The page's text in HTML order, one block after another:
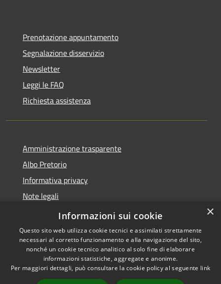
Prenotazione appuntamento
Segnalazione disservizio
Newsletter
Leggi le FAQ
Richiesta assistenza
Amministrazione trasparente
Albo Pretorio
Informativa privacy
Note legali
Dichiarazione di accessibilità
Accessibilità
Copyright © 2026 • Comune di
Lurago d'Erba • Powered by
×
Informazioni sui cookie
Questo sito web utilizza cookie tecnici e assimilati strettamente
necessari al corretto funzionamento e alla navigazione del sito,
nonché un cookie tecnico analitico al solo fine di elaborare
informazioni statistiche, aggregate e anonime.
Per maggiori dettagli, può consultare la cookie policy al seguente link